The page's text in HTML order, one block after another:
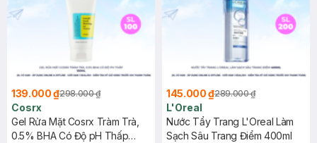
139.000 ₫298.000 ₫
Cosrx
Gel Rửa Mặt Cosrx Tràm Trà,
0.5% BHA Có Độ pH Thấp
145.000 ₫289.000 ₫
L'Oreal
Nước Tẩy Trang L'Oreal Làm
Sạch Sâu Trang Điểm 400ml